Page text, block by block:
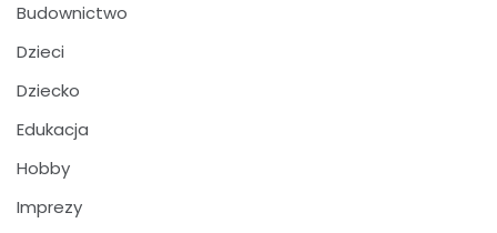
Budownictwo
Dzieci
Dziecko
Edukacja
Hobby
Imprezy